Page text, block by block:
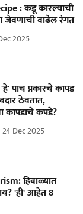
: कडू कारल्याची
जेवणाची वाढेल रंगत
2025
पाच प्रकारचे कापड
ठेवतात,
कापडाचे कपडे?
24 Dec 2025
हिवाळ्यात
'ही' आहेत 8